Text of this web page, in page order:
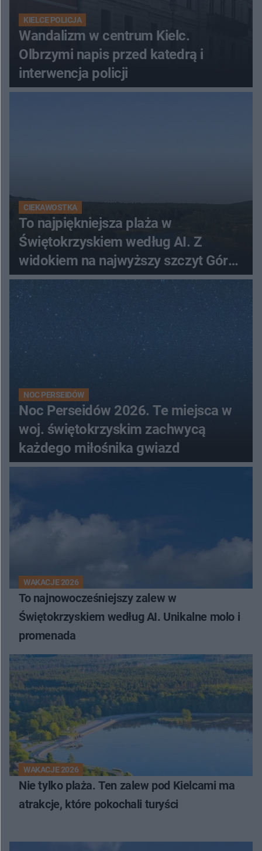
KIELCE POLICJA
Wandalizm w centrum Kielc.
Olbrzymi napis przed katedrą i
interwencja policji
CIEKAWOSTKA
To najpiękniejsza plaża w
Świętokrzyskiem według AI. Z
widokiem na najwyższy szczyt Gór
Świętokrzyskich
NOC PERSEIDÓW
Noc Perseidów 2026. Te miejsca w
woj. świętokrzyskim zachwycą
każdego miłośnika gwiazd
WAKACJE 2026
To najnowocześniejszy zalew w
Świętokrzyskiem według AI. Unikalne molo i
promenada
WAKACJE 2026
Nie tylko plaża. Ten zalew pod Kielcami ma
atrakcje, które pokochali turyści